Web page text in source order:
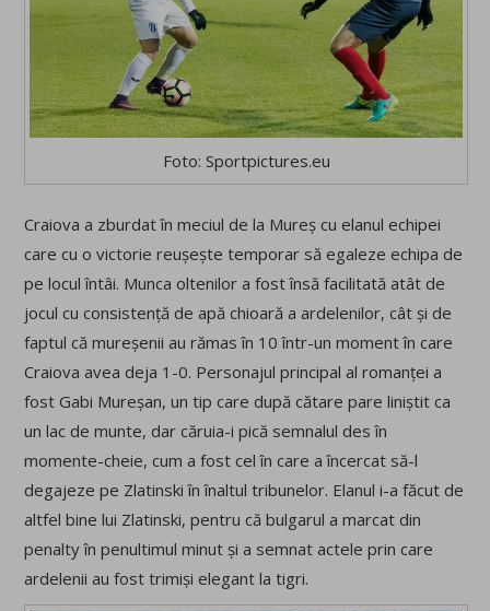
Foto: Sportpictures.eu
Craiova a zburdat în meciul de la Mureș cu elanul echipei
care cu o victorie reușește temporar să egaleze echipa de
pe locul întâi. Munca oltenilor a fost însă facilitată atât de
jocul cu consistență de apă chioară a ardelenilor, cât și de
faptul că mureșenii au rămas în 10 într-un moment în care
Craiova avea deja 1-0. Personajul principal al romanței a
fost Gabi Mureșan, un tip care după cătare pare liniștit ca
un lac de munte, dar căruia-i pică semnalul des în
momente-cheie, cum a fost cel în care a încercat să-l
degajeze pe Zlatinski în înaltul tribunelor. Elanul i-a făcut de
altfel bine lui Zlatinski, pentru că bulgarul a marcat din
penalty în penultimul minut și a semnat actele prin care
ardelenii au fost trimiși elegant la tigri.